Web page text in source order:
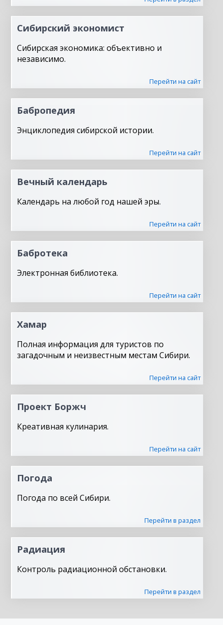
Сибирский экономист
Сибирская экономика: объективно и
независимо.
Перейти на сайт
Бабропедия
Энциклопедия сибирской истории.
Перейти на сайт
Вечный календарь
Календарь на любой год нашей эры.
Перейти на сайт
Бабротека
Электронная библиотека.
Перейти на сайт
Хамар
Полная информация для туристов по
загадочным и неизвестным местам Сибири.
Перейти на сайт
Проект Боржч
Креативная кулинария.
Перейти на сайт
Погода
Погода по всей Сибири.
Перейти в раздел
Радиация
Контроль радиационной обстановки.
Перейти в раздел